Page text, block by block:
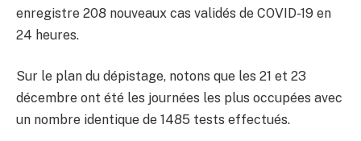
enregistre 208 nouveaux cas validés de COVID-19 en
24 heures.
Sur le plan du dépistage, notons que les 21 et 23
décembre ont été les journées les plus occupées avec
un nombre identique de 1485 tests effectués.